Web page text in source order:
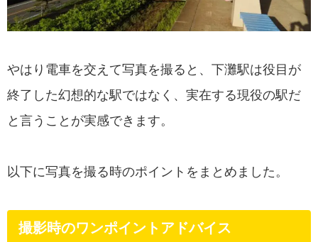
やはり電車を交えて写真を撮ると、下灘駅は役目が
終了した幻想的な駅ではなく、実在する現役の駅だ
と言うことが実感できます。
以下に写真を撮る時のポイントをまとめました。
撮影時のワンポイントアドバイス